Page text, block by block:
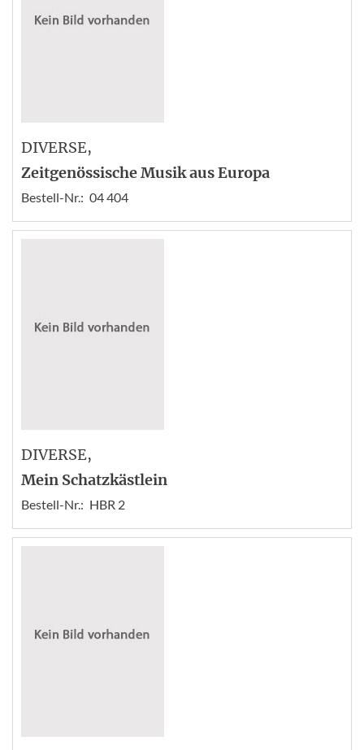
DIVERSE,
Zeitgenössische Musik aus Europa
Bestell-Nr.: 04 404
DIVERSE,
Mein Schatzkästlein
Bestell-Nr.: HBR 2